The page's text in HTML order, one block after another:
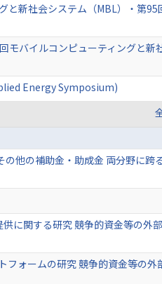
と新社会システム（MBL）・第95
モバイルコンピューティングと新
Energy Symposium)
他の補助金・助成金 両分野に跨
に関する研究 競争的資金等の外
フォームの研究 競争的資金等の外